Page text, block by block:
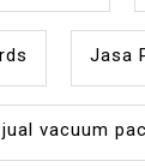
Jasa
jual vacuum